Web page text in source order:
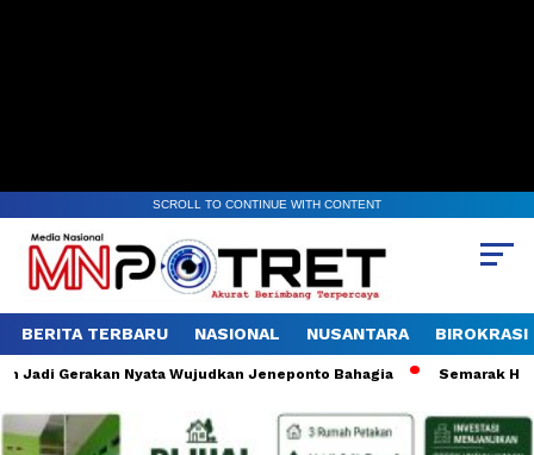
SCROLL TO CONTINUE WITH CONTENT
BERITA TERBARU NASIONAL NUSANTARA BIROKRASI
Gerakan Nyata Wujudkan Jeneponto Bahagia Semarak HUT